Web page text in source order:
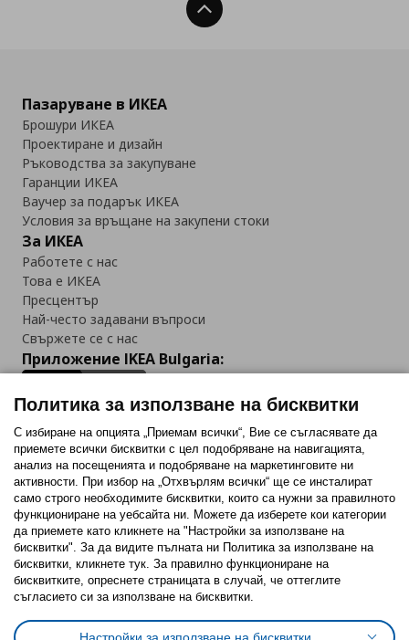
Нагоре
Пазаруване в ИКЕА
Брошури ИКЕА
Проектиране и дизайн
Ръководства за закупуване
Гаранции ИКЕА
Ваучер за подарък ИКЕА
Условия за връщане на закупени стоки
За ИКЕА
Работете с нас
Това е ИКЕА
Пресцентър
Най-често задавани въпроси
Свържете се с нас
Приложение IKEA Bulgaria:
Последвайте ни:
FacebookTwitterYoutubePinterestInstagram
Политика за използване на бисквитки (Cookies)
Избор на настройки за използване на бисквитки
Политика за използване на бисквитки
С избиране на опцията „Приемам всички“, Вие се съгласявате да
приемете всички бисквитки с цел подобряване на навигацията,
анализ на посещенията и подобряване на маркетинговите ни
активности. При избор на „Отхвърлям всички“ ще се инсталират
само строго необходимитe бисквитки, които са нужни за правилното
функциониране на уебсайта ни. Можете да изберете кои категории
да приемете като кликнете на "Настройки за използване на
бисквитки". За да видите пълната ни Политика за използване на
бисквитки, кликнете тук. За правилно функциониране на
бисквитките, опреснете страницата в случай, че оттеглите
съгласието си за използване на бисквитки.